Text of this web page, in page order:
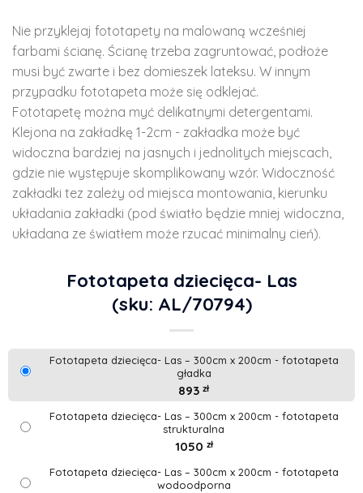
Nie przyklejaj fototapety na malowaną wcześniej
farbami ścianę. Ścianę trzeba zagruntować, podłoże
musi być zwarte i bez domieszek lateksu. W innym
przypadku fototapeta może się odklejać.
Fototapetę można myć delikatnymi detergentami.
Klejona na zakładkę 1-2cm - zakładka może być
widoczna bardziej na jasnych i jednolitych miejscach,
gdzie nie występuje skomplikowany wzór. Widoczność
zakładki tez zależy od miejsca montowania, kierunku
układania zakładki (pod światło będzie mniej widoczna,
układana ze światłem może rzucać minimalny cień).
Fototapeta dziecięca- Las
(sku: AL/70794)
Fototapeta dziecięca- Las – 300cm x 200cm - fototapeta
gładka
893 zł
Fototapeta dziecięca- Las – 300cm x 200cm - fototapeta
strukturalna
1050 zł
Fototapeta dziecięca- Las – 300cm x 200cm - fototapeta
wodoodporna